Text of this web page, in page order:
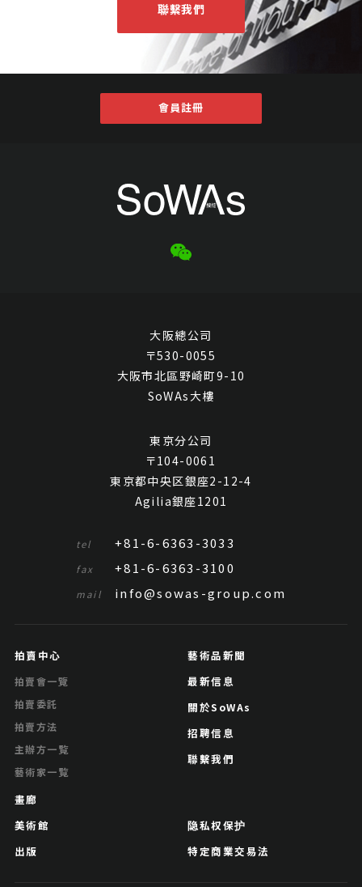
聯繫我們
會員註冊
大阪總公司
〒530-0055
大阪市北區野崎町9-10
SoWAs大樓
東京分公司
〒104-0061
東京都中央区銀座2-12-4
Agilia銀座1201
tel +81-6-6363-3033
fax +81-6-6363-3100
mail info@sowas-group.com
拍賣中心
拍賣會一覽
拍賣委託
拍賣方法
主辦方一覧
藝術家一覧
畫廊
美術館
出版
藝術品新聞
最新信息
關於SoWAs
招聘信息
聯繫我們
隐私权保护
特定商業交易法